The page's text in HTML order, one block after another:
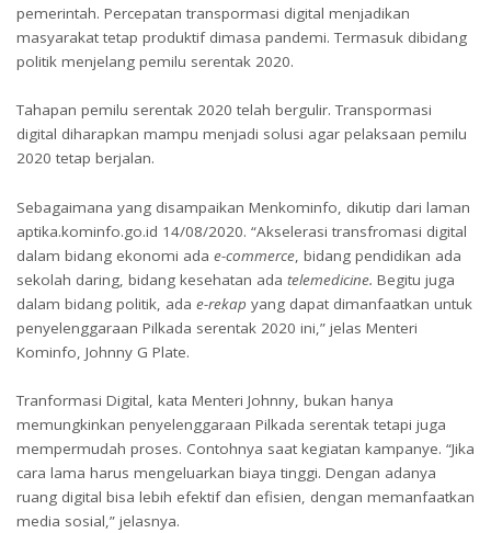
pemerintah. Percepatan transpormasi digital menjadikan
masyarakat tetap produktif dimasa pandemi. Termasuk dibidang
politik menjelang pemilu serentak 2020.
Tahapan pemilu serentak 2020 telah bergulir. Transpormasi
digital diharapkan mampu menjadi solusi agar pelaksaan pemilu
2020 tetap berjalan.
Sebagaimana yang disampaikan Menkominfo, dikutip dari laman
aptika.kominfo.go.id 14/08/2020. “Akselerasi transfromasi digital
dalam bidang ekonomi ada e-commerce, bidang pendidikan ada
sekolah daring, bidang kesehatan ada telemedicine. Begitu juga
dalam bidang politik, ada e-rekap yang dapat dimanfaatkan untuk
penyelenggaraan Pilkada serentak 2020 ini,” jelas Menteri
Kominfo, Johnny G Plate.
Tranformasi Digital, kata Menteri Johnny, bukan hanya
memungkinkan penyelenggaraan Pilkada serentak tetapi juga
mempermudah proses. Contohnya saat kegiatan kampanye. “Jika
cara lama harus mengeluarkan biaya tinggi. Dengan adanya
ruang digital bisa lebih efektif dan efisien, dengan memanfaatkan
media sosial,” jelasnya.